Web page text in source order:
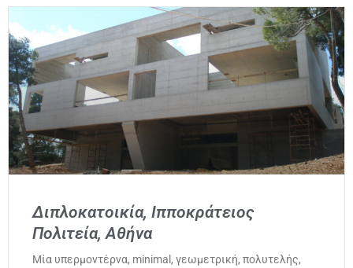
Διπλοκατοικία, Ιπποκράτειος
Πολιτεία, Αθήνα
Μία υπερμοντέρνα, minimal, γεωμετρική, πολυτελής,